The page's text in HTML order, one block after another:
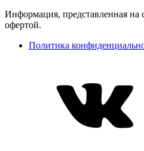
Информация, представленная на
офертой.
Политика